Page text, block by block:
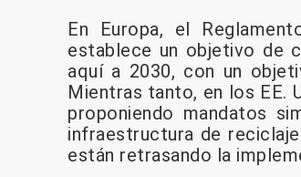
En Europa, el
establece un objetivo de
aquí a 2030, con un
Mientras tanto, en los EE.
proponiendo mandatos
infraestructura de
están retrasando la